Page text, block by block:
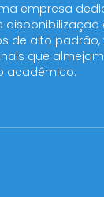
empresa
disponibilização
de alto
que
acadêmico.